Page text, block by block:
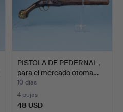
PISTOLA DE PEDERNAL,
para el mercado otoma…
10 días
4 pujas
48 USD